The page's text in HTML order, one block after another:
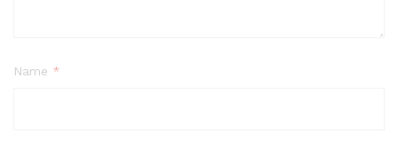
Name *